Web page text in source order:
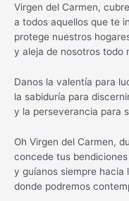
Virgen del Carmen,
a todos aquellos que te
protege nuestros
y aleja de nosotros todo
Danos la valentía para
la sabiduría para
y la perseverancia para
Oh Virgen del Carmen,
concede tus
y guíanos siempre hacia
donde podremos